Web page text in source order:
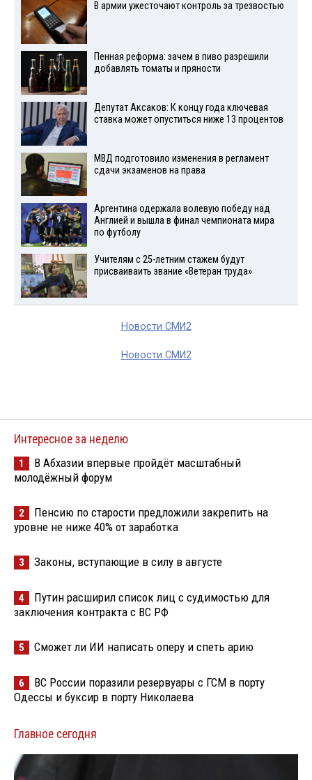
В армии ужесточают контроль за трезвостью
Пенная реформа: зачем в пиво разрешили
добавлять томаты и пряности
Депутат Аксаков: К концу года ключевая
ставка может опуститься ниже 13 процентов
МВД подготовило изменения в регламент
сдачи экзаменов на права
Аргентина одержала волевую победу над
Англией и вышла в финал чемпионата мира
по футболу
Учителям с 25-летним стажем будут
присваиваить звание «Ветеран труда»
Новости СМИ2
Новости СМИ2
Интересное за неделю
1
В Абхазии впервые пройдёт масштабный
молодёжный форум
2
Пенсию по старости предложили закрепить на
уровне не ниже 40% от заработка
3 Законы, вступающие в силу в августе
4
Путин расширил список лиц с судимостью для
заключения контракта с ВС РФ
5 Сможет ли ИИ написать оперу и спеть арию
6
ВС России поразили резервуары с ГСМ в порту
Одессы и буксир в порту Николаева
Главное сегодня